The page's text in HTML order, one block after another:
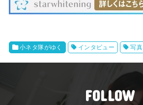
小ネタ隊がゆく インタビュー 写真
FOLLOW